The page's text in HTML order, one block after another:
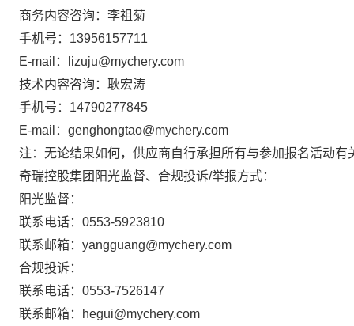
商务内容咨询：李祖菊
手机号：13956157711
E-mail：lizuju@mychery.com
技术内容咨询 ：耿宏涛
手机号：14790277845
E-mail：genghongtao@mychery.com
注：无论结果如何，供应商自行承担所有与参加报名活动有
奇瑞控股集团阳光监督、合规投诉/举报方式：
阳光监督：
联系电话： 0553-5923810
联系邮箱： yangguang@mychery.com
合规投诉：
联系电话：0553-7526147
联系邮箱：hegui@mychery.com